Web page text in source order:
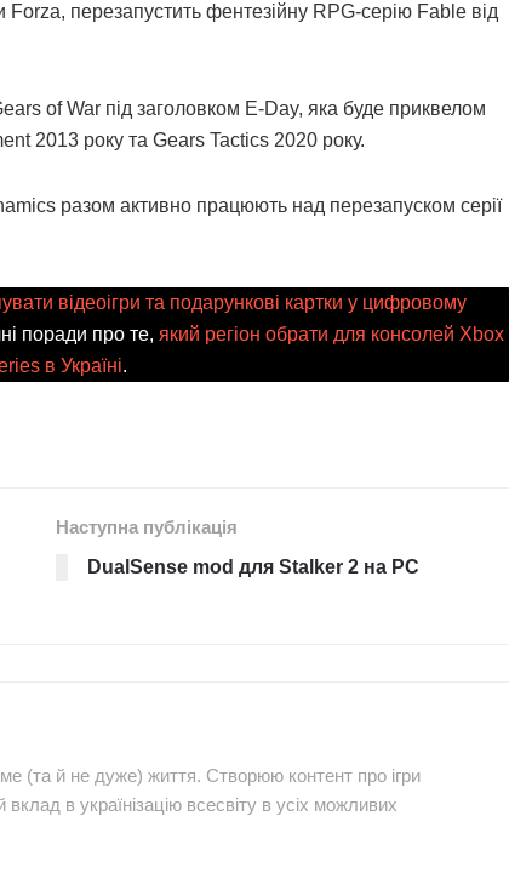
перезапустить фентезійну RPG-серію Fable від
of War під заголовком E-Day, яка буде приквелом
2013 року та Gears Tactics 2020 року.
разом активно працюють над перезапуском серії
відеоігри та подарункові картки у цифровому
поради про те, який регіон обрати для консолей Xbox
в Україні.
Наступна публікація
DualSense mod для Stalker 2 на PC
(та й не дуже) життя. Створюю контент про ігри
в українізацію всесвіту в усіх можливих